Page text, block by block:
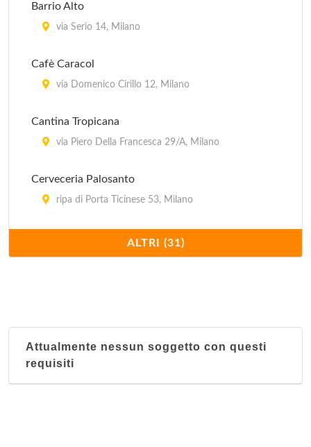
Barrio Alto
via Serio 14, Milano
Cafè Caracol
via Domenico Cirillo 12, Milano
Cantina Tropicana
via Piero Della Francesca 29/A, Milano
Cerveceria Palosanto
ripa di Porta Ticinese 53, Milano
via Santa Maria Segreta 7/9, Milano
El Quetzal
ALTRI (31)
Attualmente nessun soggetto con questi
requisiti